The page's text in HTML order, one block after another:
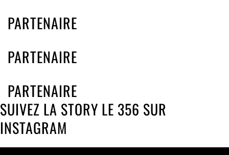
PARTENAIRE
PARTENAIRE
PARTENAIRE
SUIVEZ LA STORY LE 356 SUR
INSTAGRAM